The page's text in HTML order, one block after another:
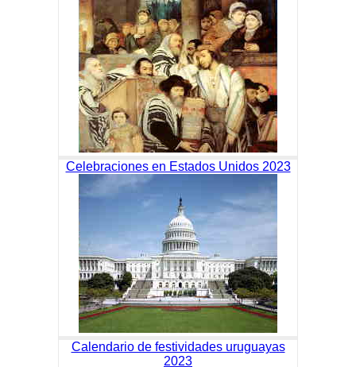
Celebraciones en Estados Unidos 2023
Calendario de festividades uruguayas
2023